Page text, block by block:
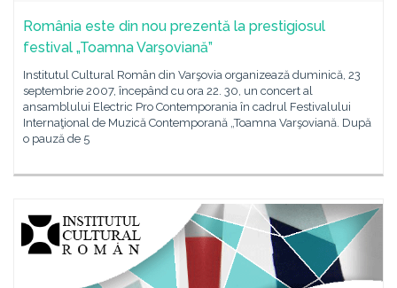
România este din nou prezentă la prestigiosul
festival „Toamna Varşoviană”
Institutul Cultural Român din Varşovia organizează duminică, 23
septembrie 2007, începând cu ora 22. 30, un concert al
ansamblului Electric Pro Contemporania în cadrul Festivalului
Internaţional de Muzică Contemporană „Toamna Varşoviană. După
o pauză de 5